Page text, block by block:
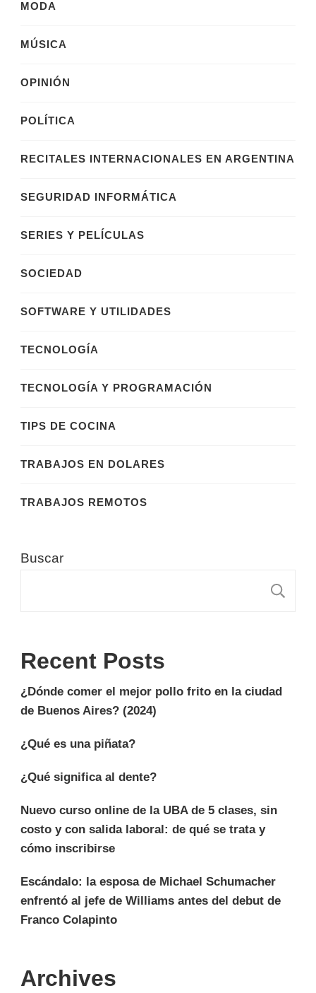
MODA
MÚSICA
OPINIÓN
POLÍTICA
RECITALES INTERNACIONALES EN ARGENTINA
SEGURIDAD INFORMÁTICA
SERIES Y PELÍCULAS
SOCIEDAD
SOFTWARE Y UTILIDADES
TECNOLOGÍA
TECNOLOGÍA Y PROGRAMACIÓN
TIPS DE COCINA
TRABAJOS EN DOLARES
TRABAJOS REMOTOS
Buscar
Recent Posts
¿Dónde comer el mejor pollo frito en la ciudad
de Buenos Aires? (2024)
¿Qué es una piñata?
¿Qué significa al dente?
Nuevo curso online de la UBA de 5 clases, sin
costo y con salida laboral: de qué se trata y
cómo inscribirse
Escándalo: la esposa de Michael Schumacher
enfrentó al jefe de Williams antes del debut de
Franco Colapinto
Archives